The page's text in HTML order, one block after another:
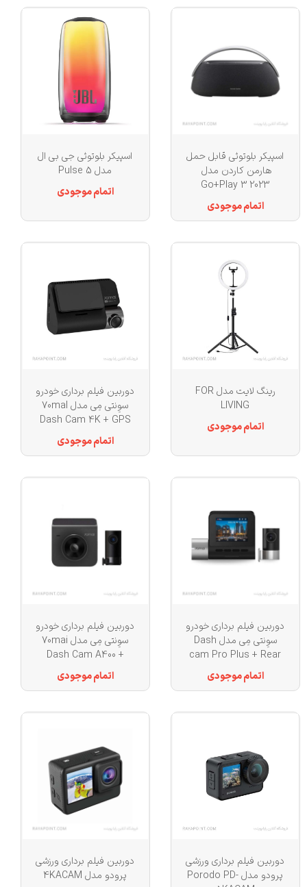
اسپیکر بلوتوثی قابل حمل
هارمن کاردن مدل
Go+Play 3 2023
اتمام موجودی
اسپیکر بلوتوثی جی بی ال
مدل Pulse 5
اتمام موجودی
رینگ لایت مدل FOR
LIVING
اتمام موجودی
دوربین فیلم برداری خودرو
سوِنتی مِی مدل 70maI
Dash Cam 4K + GPS
اتمام موجودی
دوربین فیلم برداری خودرو
سوِنتی مِی مدل Dash
cam Pro Plus + Rear
cam Set (Rco6) A500S
اتمام موجودی
دوربین فیلم برداری خودرو
سوِنتی مِی مدل 70mai
Dash Cam A400 +
RC09 Rear Camera
اتمام موجودی
دوربین فیلم برداری ورزشی
پرودو مدل Porodo PD-
دوربین فیلم برداری ورزشی
پرودو مدل 4KACAM